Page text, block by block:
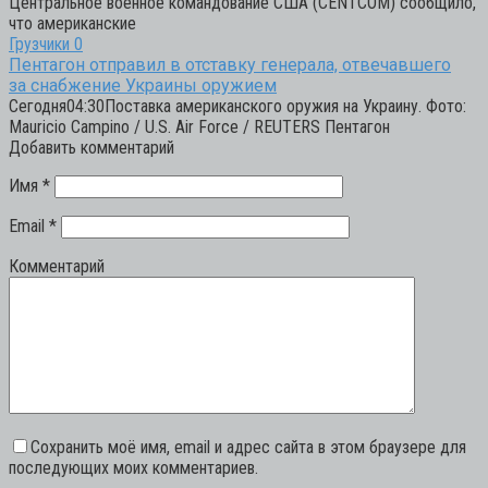
что американские
Грузчики 0
Пентагон отправил в отставку генерала, отвечавшего
за снабжение Украины оружием
Сегодня04:30Поставка американского оружия на Украину. Фото:
Mauricio Campino / U.S. Air Force / REUTERS Пентагон
Добавить комментарий
Имя *
Email *
Комментарий
Сохранить моё имя, email и адрес сайта в этом браузере для
последующих моих комментариев.